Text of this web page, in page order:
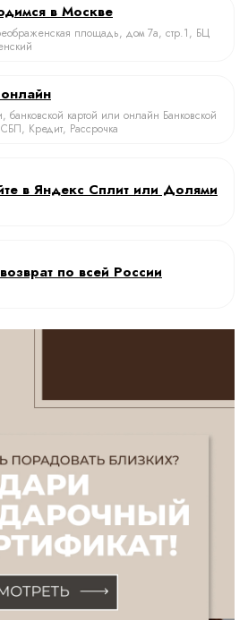
в Москве
площадь, дом 7а, стр.1, БЦ
банковской картой или онлайн Банковской
СБП, Кредит, Рассрочка
в Яндекс Сплит или Долями
по всей России